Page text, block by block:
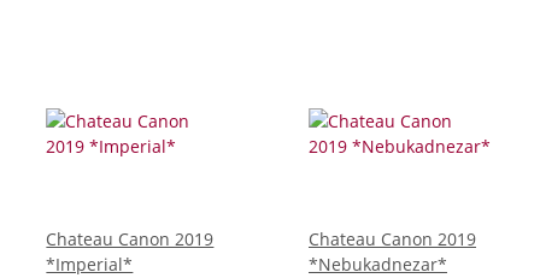
Chateau Canon 2019
*Imperial*
Chateau Canon 2019
*Nebukadnezar*